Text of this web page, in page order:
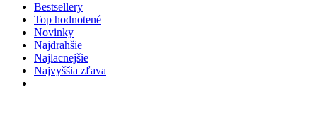
Bestsellery
Top hodnotené
Novinky
Najdrahšie
Najlacnejšie
Najvyššia zľava